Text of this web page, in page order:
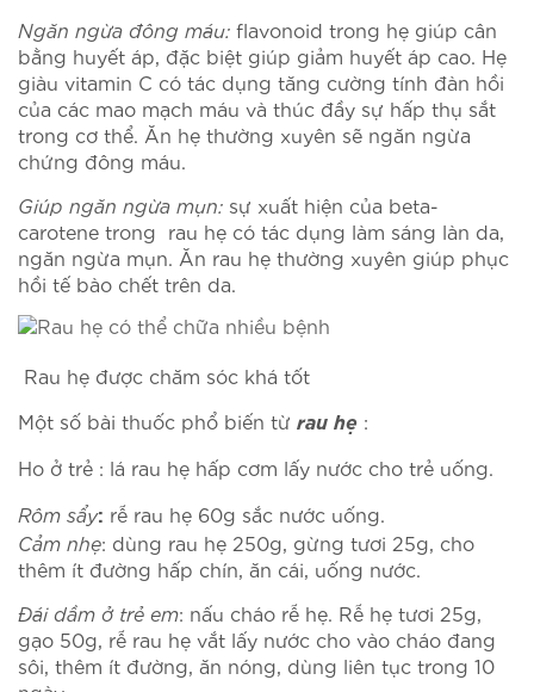
Ngăn ngừa đông máu: flavonoid trong hẹ giúp cân
bằng huyết áp, đặc biệt giúp giảm huyết áp cao. Hẹ
giàu vitamin C có tác dụng tăng cường tính đàn hồi
của các mao mạch máu và thúc đầy sự hấp thụ sắt
trong cơ thể. Ăn hẹ thường xuyên sẽ ngăn ngừa
chứng đông máu.
Giúp ngăn ngừa mụn: sự xuất hiện của beta-
carotene trong rau hẹ có tác dụng làm sáng làn da,
ngăn ngừa mụn. Ăn rau hẹ thường xuyên giúp phục
hồi tế bào chết trên da.
Rau hẹ được chăm sóc khá tốt
Một số bài thuốc phổ biến từ rau hẹ :
Ho ở trẻ : lá rau hẹ hấp cơm lấy nước cho trẻ uống.
Rôm sẩy: rễ rau hẹ 60g sắc nước uống.
Cảm nhẹ: dùng rau hẹ 250g, gừng tươi 25g, cho
thêm ít đường hấp chín, ăn cái, uống nước.
Đái dầm ở trẻ em: nấu cháo rễ hẹ. Rễ hẹ tươi 25g,
gạo 50g, rễ rau hẹ vắt lấy nước cho vào cháo đang
sôi, thêm ít đường, ăn nóng, dùng liên tục trong 10